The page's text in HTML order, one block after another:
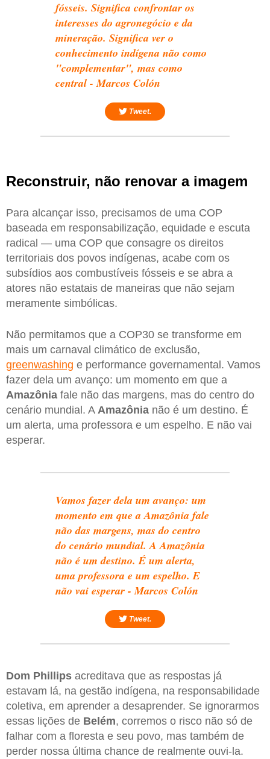
fósseis. Significa confrontar os
interesses do agronegócio e da
mineração. Significa ver o
conhecimento indígena não como
"complementar", mas como
central - Marcos Colón
Tweet.
Reconstruir, não renovar a imagem
Para alcançar isso, precisamos de uma COP
baseada em responsabilização, equidade e escuta
radical — uma COP que consagre os direitos
territoriais dos povos indígenas, acabe com os
subsídios aos combustíveis fósseis e se abra a
atores não estatais de maneiras que não sejam
meramente simbólicas.
Não permitamos que a COP30 se transforme em
mais um carnaval climático de exclusão,
greenwashing e performance governamental. Vamos
fazer dela um avanço: um momento em que a
Amazônia fale não das margens, mas do centro do
cenário mundial. A Amazônia não é um destino. É
um alerta, uma professora e um espelho. E não vai
esperar.
Vamos fazer dela um avanço: um
momento em que a Amazônia fale
não das margens, mas do centro
do cenário mundial. A Amazônia
não é um destino. É um alerta,
uma professora e um espelho. E
não vai esperar - Marcos Colón
Tweet.
Dom Phillips acreditava que as respostas já
estavam lá, na gestão indígena, na responsabilidade
coletiva, em aprender a desaprender. Se ignorarmos
essas lições de Belém, corremos o risco não só de
falhar com a floresta e seu povo, mas também de
perder nossa última chance de realmente ouvi-la.